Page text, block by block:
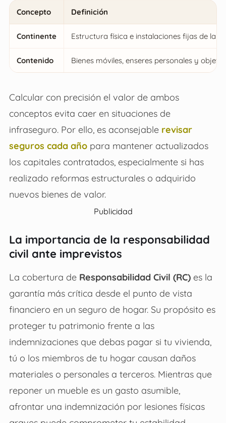
Concepto Definición
Continente Estructura física e instalaciones fijas de la
Contenido Bienes móviles, enseres personales y
Calcular con precisión el valor de ambos
conceptos evita caer en situaciones de
infraseguro. Por ello, es aconsejable revisar
seguros cada añopara mantener actualizados
los capitales contratados, especialmente si has
realizado reformas estructurales o adquirido
nuevos bienes de valor.
Publicidad
La importancia de la responsabilidad
civil ante imprevistos
La cobertura de Responsabilidad Civil (RC)es la
garantía más crítica desde el punto de vista
financiero en un seguro de hogar. Su propósito es
proteger tu patrimonio frente a las
indemnizaciones que debas pagar si tu vivienda,
tú o los miembros de tu hogar causan daños
materiales o personales a terceros. Mientras que
reponer un mueble es un gasto asumible,
afrontar una indemnización por lesiones físicas